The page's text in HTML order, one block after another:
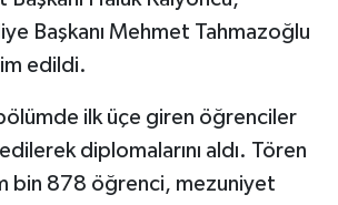
Başkanı Mehmet Tahmazoğlu
edildi.
ilk üçe giren öğrenciler
diplomalarını aldı. Tören
bin 878 öğrenci, mezuniyet